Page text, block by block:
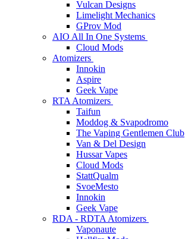
Vulcan Designs
Limelight Mechanics
GProv Mod
AIO All In One Systems
Cloud Mods
Atomizers
Innokin
Aspire
Geek Vape
RTA Atomizers
Taifun
Moddog & Svapodromo
The Vaping Gentlemen Club
Van & Del Design
Hussar Vapes
Cloud Mods
StattQualm
SvoeMesto
Innokin
Geek Vape
RDA - RDTA Atomizers
Vaponaute